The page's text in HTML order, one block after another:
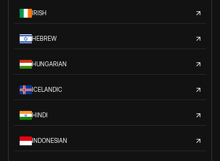
IRISH
HEBREW
HUNGARIAN
ICELANDIC
HINDI
INDONESIAN